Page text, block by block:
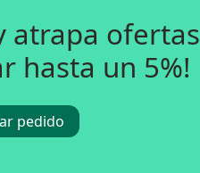
atrapa ofertas
hasta un 5%!
pedido